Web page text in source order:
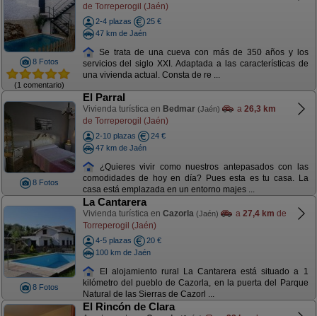
8 Fotos
(1 comentario)
de Torreperogil (Jaén)
2-4 plazas
25 €
47 km de Jaén
Se trata de una cueva con más de 350 años y los
servicios del siglo XXI. Adaptada a las características de
una vivienda actual. Consta de re ...
8 Fotos
El Parral
Vivienda turística en Bedmar (Jaén) a 26,3 km
de Torreperogil (Jaén)
2-10 plazas
24 €
47 km de Jaén
¿Quieres vivir como nuestros antepasados con las
comodidades de hoy en día? Pues esta es tu casa. La
casa está emplazada en un entorno majes ...
8 Fotos
La Cantarera
Vivienda turística en Cazorla (Jaén) a 27,4 km de
Torreperogil (Jaén)
4-5 plazas
20 €
100 km de Jaén
El alojamiento rural La Cantarera está situado a 1
kilómetro del pueblo de Cazorla, en la puerta del Parque
Natural de las Sierras de Cazorl ...
El Rincón de Clara